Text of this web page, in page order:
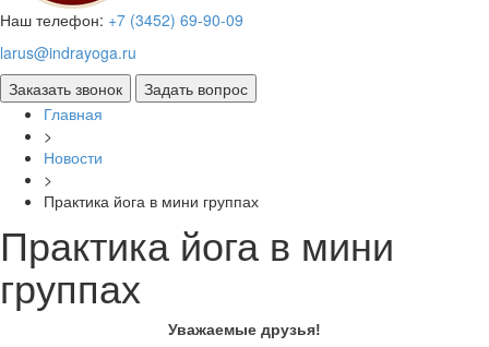
Наш телефон: +7 (3452) 69-90-09
larus@indrayoga.ru
Главная
>
Новости
>
Практика йога в мини группах
Практика йога в мини
группах
Уважаемые друзья!